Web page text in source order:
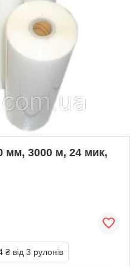
мм, 3000 м, 24 мик,
₴ від 3 рулонів